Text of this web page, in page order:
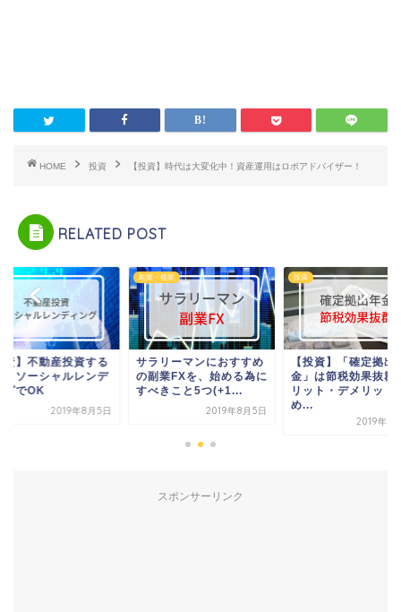
HOME 投資 【投資】時代は大変化中！資産運用はロボアドバイザー！
RELATED POST
資】不動産投資する
、ソーシャルレンデ
グでOK
2019年8月5日
副業・複業
サラリーマンにおすすめ
の副業FXを、始める為に
すべきこと5つ(+1...
2019年8月5日
投資
【投資】「確定拠出
金」は節税効果抜群
リット・デメリット
め...
2019年8
スポンサーリンク